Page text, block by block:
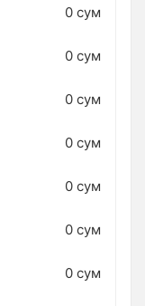
0 сум
0 сум
0 сум
0 сум
0 сум
0 сум
0 сум